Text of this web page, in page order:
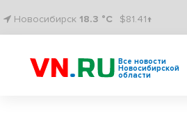
Новосибирск 18.3 °C $81.41↑
Все новости
Новосибирской
области